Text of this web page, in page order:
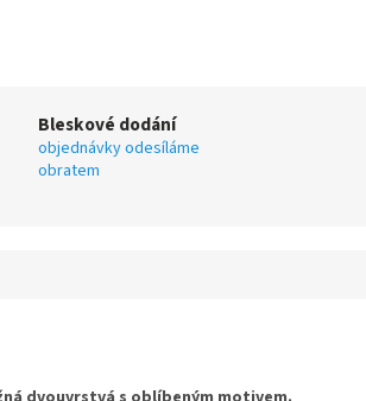
Bleskové dodání
objednávky odesíláme
obratem